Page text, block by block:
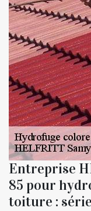
Entreprise
85 pour
toiture :